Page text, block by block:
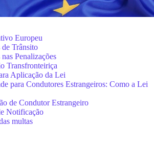
Europeu
Trânsito
Penalizações
Transfronteiriça
Aplicação da Lei
para Condutores Estrangeiros: Como a Lei
de Condutor Estrangeiro
Notificação
multas